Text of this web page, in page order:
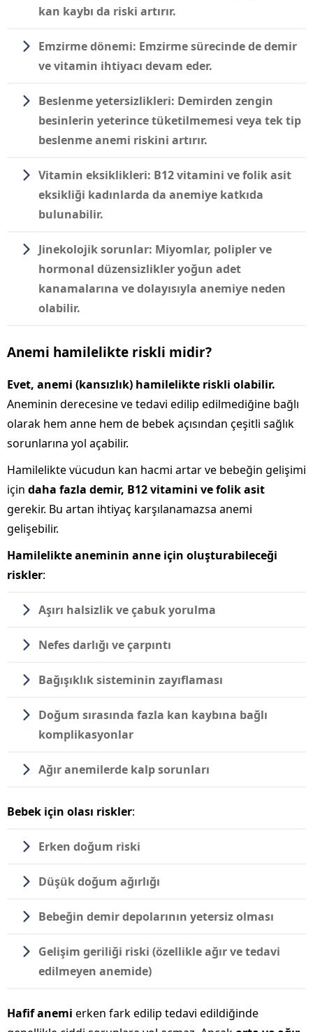
kan kaybı da riski artırır.
Emzirme dönemi: Emzirme sürecinde de demir
ve vitamin ihtiyacı devam eder.
Beslenme yetersizlikleri: Demirden zengin
besinlerin yeterince tüketilmemesi veya tek tip
beslenme anemi riskini artırır.
Vitamin eksiklikleri: B12 vitamini ve folik asit
eksikliği kadınlarda da anemiye katkıda
bulunabilir.
Jinekolojik sorunlar: Miyomlar, polipler ve
hormonal düzensizlikler yoğun adet
kanamalarına ve dolayısıyla anemiye neden
olabilir.
Anemi hamilelikte riskli midir?
Evet, anemi (kansızlık) hamilelikte riskli olabilir.
Aneminin derecesine ve tedavi edilip edilmediğine bağlı
olarak hem anne hem de bebek açısından çeşitli sağlık
sorunlarına yol açabilir.
Hamilelikte vücudun kan hacmi artar ve bebeğin gelişimi
için daha fazla demir, B12 vitamini ve folik asit
gerekir. Bu artan ihtiyaç karşılanamazsa anemi
gelişebilir.
Hamilelikte aneminin anne için oluşturabileceği
riskler:
Aşırı halsizlik ve çabuk yorulma
Nefes darlığı ve çarpıntı
Bağışıklık sisteminin zayıflaması
Doğum sırasında fazla kan kaybına bağlı
komplikasyonlar
Ağır anemilerde kalp sorunları
Bebek için olası riskler:
Erken doğum riski
Düşük doğum ağırlığı
Bebeğin demir depolarının yetersiz olması
Gelişim geriliği riski (özellikle ağır ve tedavi
edilmeyen anemide)
Hafif anemi erken fark edilip tedavi edildiğinde